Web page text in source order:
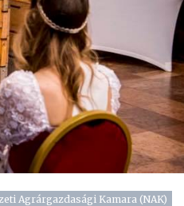
Agrárgazdasági Kamara (NAK)